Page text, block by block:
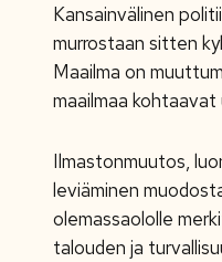
Kansainvälinen
murrostaan sitten
Maailma on
maailmaa kohtaavat
Ilmastonmuutos,
leviäminen
olemassaololle
talouden ja